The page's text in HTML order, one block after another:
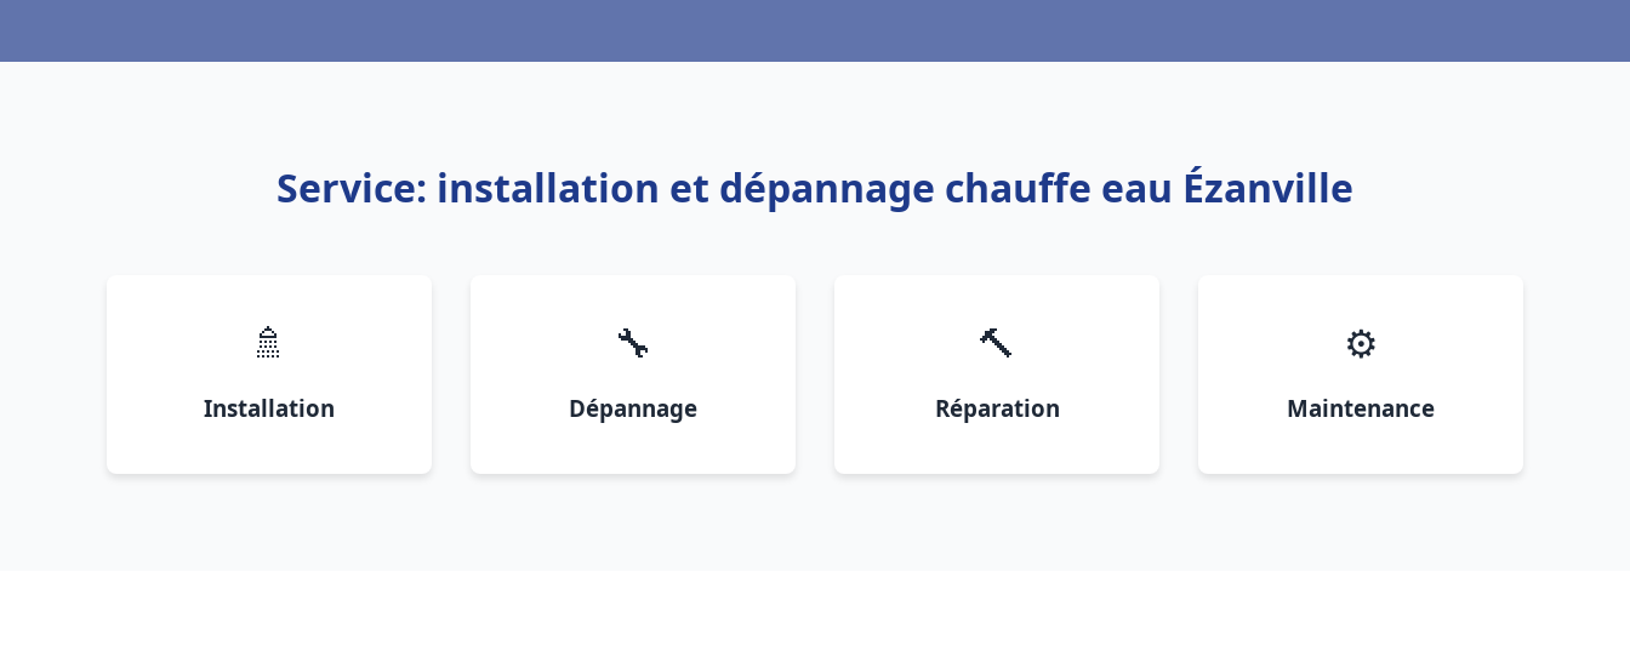
Service: installation et dépannage chauffe eau Ézanville
🚿
Installation
🔧
Dépannage
🔨
Réparation
⚙️
Maintenance